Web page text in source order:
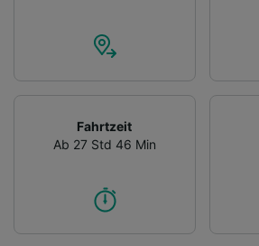
Fahrtzeit
Ab 27 Std 46 Min